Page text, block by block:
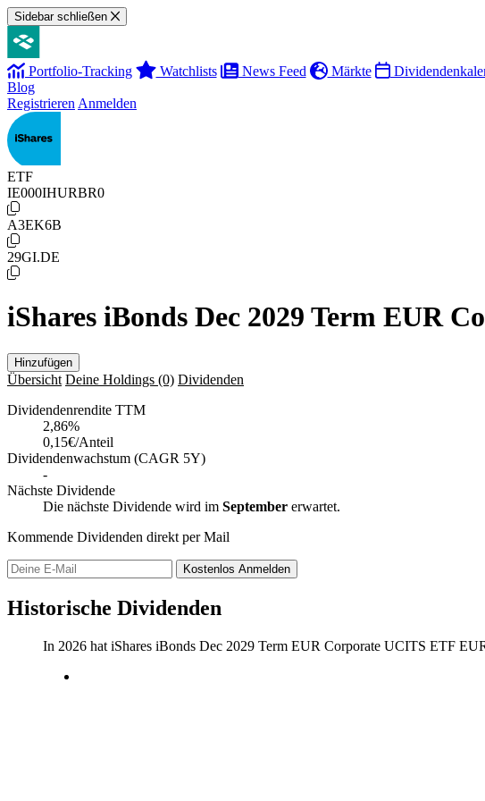
Sidebar schließen
Portfolio-Tracking Watchlists News Feed Märkte
Blog
Registrieren Anmelden
ETF
IE000IHURBR0
A3EK6B
29GI.DE
iShares iBonds Dec 2029 Term EUR
Hinzufügen
Übersicht Deine Holdings (0) Dividenden
Dividendenrendite TTM
2,86%
0,15€/Anteil
Dividendenwachstum (CAGR 5Y)
-
Nächste Dividende
Die nächste Dividende wird im September erwartet.
Kommende Dividenden direkt per Mail
Kostenlos Anmelden
Historische Dividenden
In 2026 hat iShares iBonds Dec 2029 Term EUR Corporate UCITS ETF